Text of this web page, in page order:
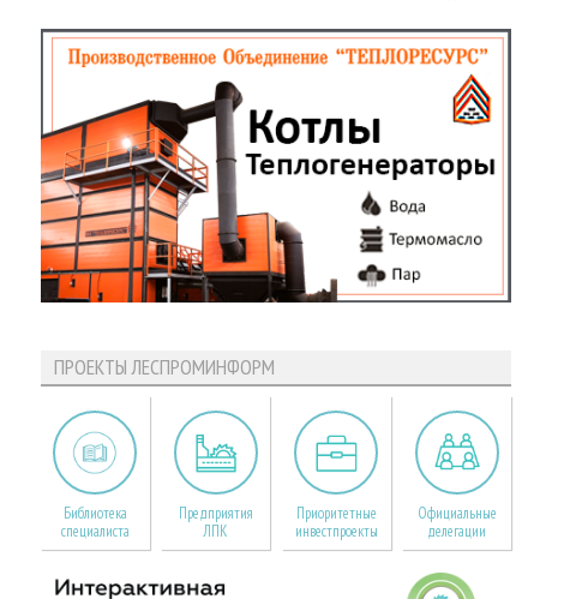
ПРОЕКТЫ ЛЕСПРОМИНФОРМ
Библиотека
специалиста
Предприятия
ЛПК
Приоритетные
инвестпроекты
Официальные
делегации